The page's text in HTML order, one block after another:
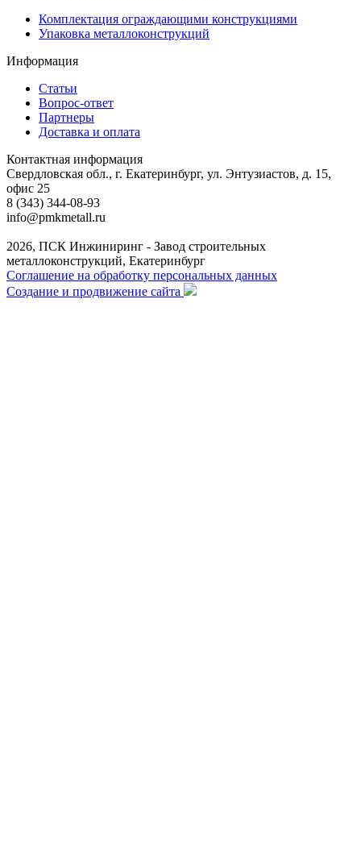
Комплектация ограждающими конструкциями
Упаковка металлоконструкций
Информация
Статьи
Вопрос-ответ
Партнеры
Доставка и оплата
Контактная информация
Свердловская обл., г. Екатеринбург, ул. Энтузиастов, д. 15,
офис 25
8 (343) 344-08-93
info@pmkmetall.ru
2026, ПСК Инжиниринг - Завод строительных
металлоконструкций, Екатеринбург
Соглашение на обработку персональных данных
Создание и продвижение сайта